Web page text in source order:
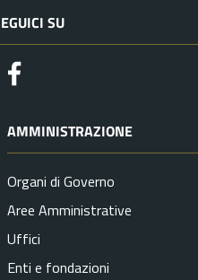
SU
AMMINISTRAZIONE
Organi di Governo
Aree Amministrative
Uffici
Enti e fondazioni